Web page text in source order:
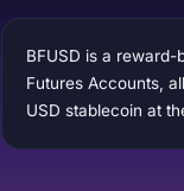
BFUSD is a
Futures Accounts,
USD stablecoin at